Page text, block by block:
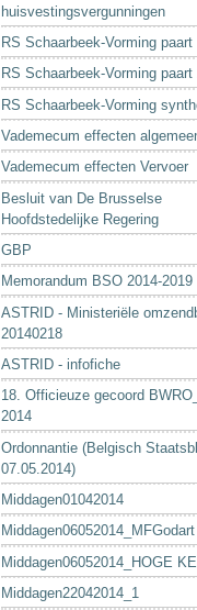
huisvestingsvergunningen
RS Schaarbeek-Vorming paart
RS Schaarbeek-Vorming paart
RS Schaarbeek-Vorming
Vademecum effecten
Vademecum effecten Vervoer
Besluit van De Brusselse
Hoofdstedelijke Regering
GBP
Memorandum BSO 2014-2019
ASTRID - Ministeriële
20140218
ASTRID - infofiche
18. Officieuze gecoord
2014
Ordonnantie (Belgisch
07.05.2014)
Middagen01042014
Middagen06052014_MFGodart
Middagen06052014_HOGE
Middagen22042014_1